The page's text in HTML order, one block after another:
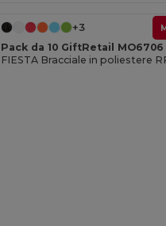
+3
Pack da 10 GiftRetail MO6706
FIESTA Bracciale in poliestere